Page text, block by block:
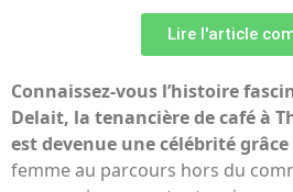
Lire l'article
Connaissez-vous l’histoire
Delait, la tenancière de café à
est devenue une célébrité grâce
femme au parcours hors du